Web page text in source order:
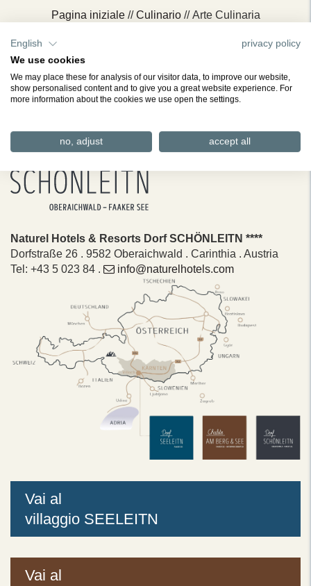
Pagina iniziale//Culinario// Arte Culinaria
Dorfwirt SCHÖNLEITN Arte Culinaria
Gastronomia al confine fra tre nazioni
Naturel Hotels & Resorts Dorf SCHÖNLEITN ****
Dorfstraße 26 . 9582 Oberaichwald . Carinthia . Austria
Tel: +43 5 023 84 .
info@naturelhotels.com
Vai al
villaggio SEELEITN
Vai al
English
privacy policy
We use cookies
We may place these for analysis of our visitor data, to improve our website,
show personalised content and to give you a great website experience. For
more information about the cookies we use open the settings.
no, adjust accept all